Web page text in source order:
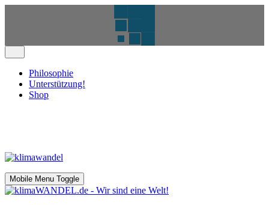
Philosophie
Unterstützung!
Shop
Mobile Menu Toggle